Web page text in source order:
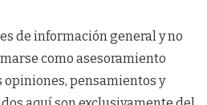
de información general y no
como asesoramiento
opiniones, pensamientos y